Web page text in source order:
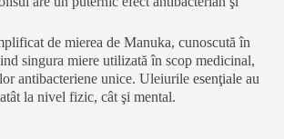
de mierea de Manuka, cunoscută în
singura miere utilizată în scop medicinal,
antibacteriene unice. Uleiurile esenţiale au
la nivel fizic, cât şi mental.